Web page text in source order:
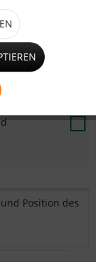
Position des